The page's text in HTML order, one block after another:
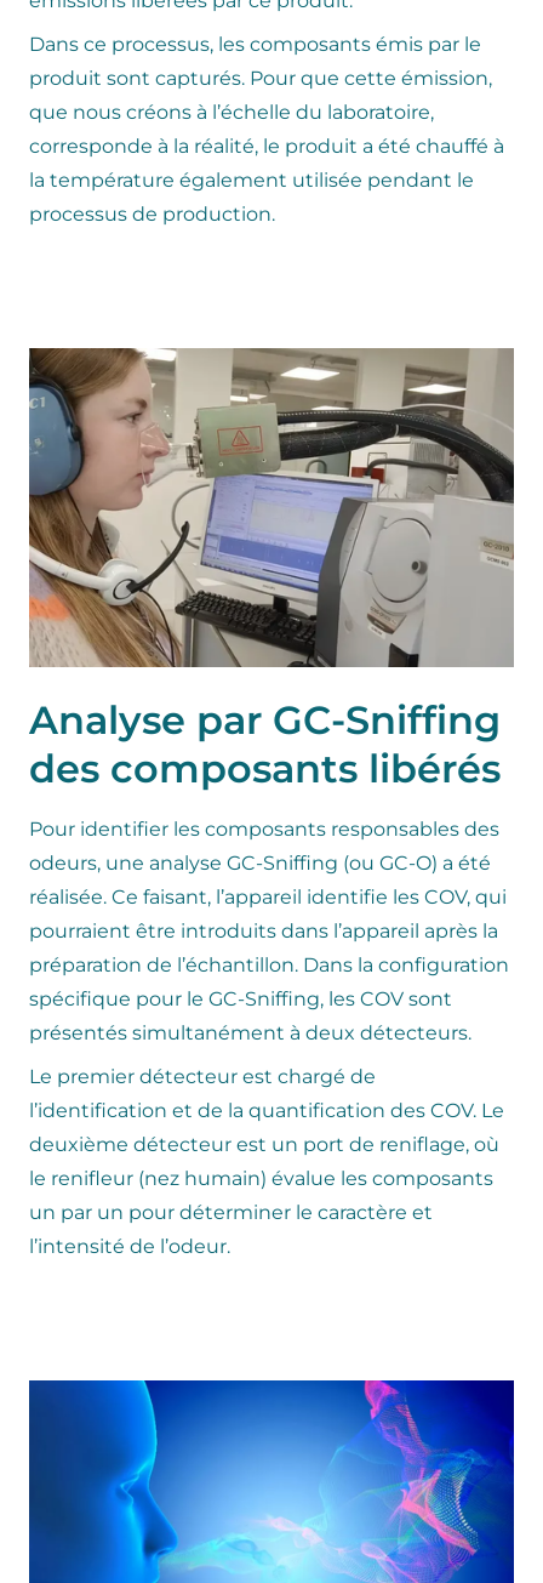
Dans ce processus, les composants émis par le
produit sont capturés. Pour que cette émission,
que nous créons à l’échelle du laboratoire,
corresponde à la réalité, le produit a été chauffé à
la température également utilisée pendant le
processus de production.
Analyse par GC-Sniffing
des composants libérés
Pour identifier les composants responsables des
odeurs, une analyse GC-Sniffing (ou GC-O) a été
réalisée. Ce faisant, l’appareil identifie les COV, qui
pourraient être introduits dans l’appareil après la
préparation de l’échantillon. Dans la configuration
spécifique pour le GC-Sniffing, les COV sont
présentés simultanément à deux détecteurs.
Le premier détecteur est chargé de
l’identification et de la quantification des COV. Le
deuxième détecteur est un port de reniflage, où
le renifleur (nez humain) évalue les composants
un par un pour déterminer le caractère et
l’intensité de l’odeur.